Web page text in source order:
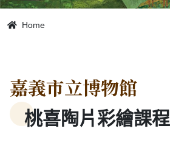
Home
嘉義市立博物館
桃喜陶片彩繪課程